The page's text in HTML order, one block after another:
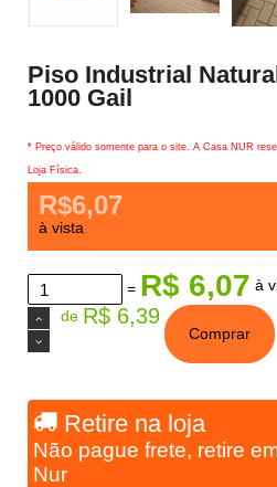
Piso Industrial
1000 Gail
* Preço válido somente para o site. A Casa NUR
Loja Física.
R$6,07
à vista
= R$ 6,07 à
de R$ 6,39
Comprar
Retire na loja
Não pague frete, retire
Nur